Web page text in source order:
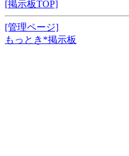
[掲示板TOP]
[管理ページ]
もっとき*掲示板